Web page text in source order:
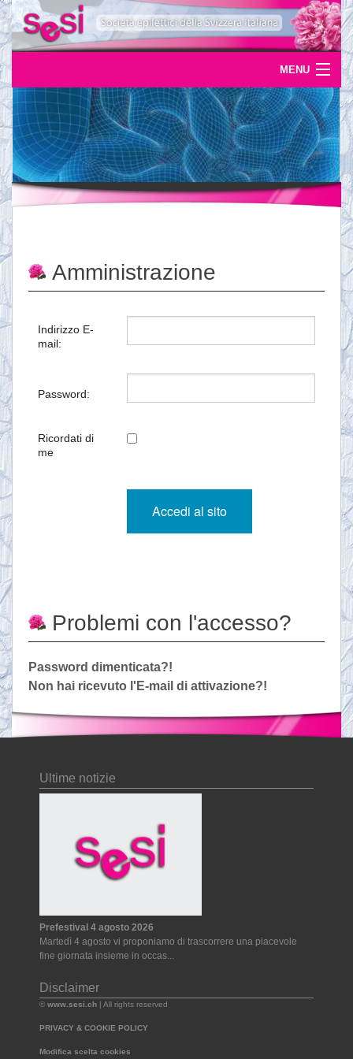
MENU
Home
Uscite
Eventi
News
Servizi
Ordinazioni
Amministrazione
Indirizzo E-
mail:
Password:
Ricordati di
me
Problemi con l'accesso?
Password dimenticata?!
Non hai ricevuto l'E-mail di attivazione?!
Ultime notizie
Prefestival 4 agosto 2026
Martedì 4 agosto vi proponiamo di trascorrere una piacevole
fine giornata insieme in occas...
Disclaimer
© www.sesi.ch | All rights reserved
PRIVACY & COOKIE POLICY
Modifica scelta cookies